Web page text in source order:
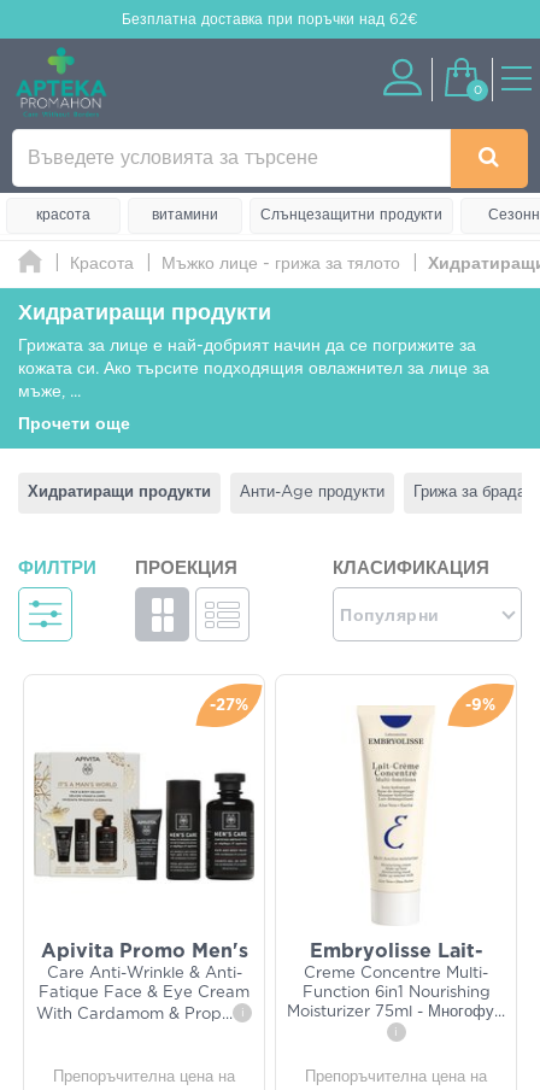
Безплатна доставка при поръчки над 62€
0
красота витамини Слънцезащитни продукти
Красота Мъжко лице - грижа за тялото
Хидратиращи продукти
Грижата за лице е най-добрият начин да се погрижите за
кожата си. Ако търсите подходящия овлажнител за лице за
мъже, ...
Прочети още
Хидратиращи продукти Анти-Age продукти Грижа за брадата
ФИЛТРИ ПРОЕКЦИЯ КЛАСИФИКАЦИЯ
Популярни
-27%
Apivita Promo Men's
Care Anti-Wrinkle & Anti-
Fatique Face & Eye Cream
With Cardamom & Prop... i
Препоръчителна цена на
-9%
Embryolisse Lait-
Creme Concentre Multi-
Function 6in1 Nourishing
Moisturizer 75ml - Многофу...
i
Препоръчителна цена на